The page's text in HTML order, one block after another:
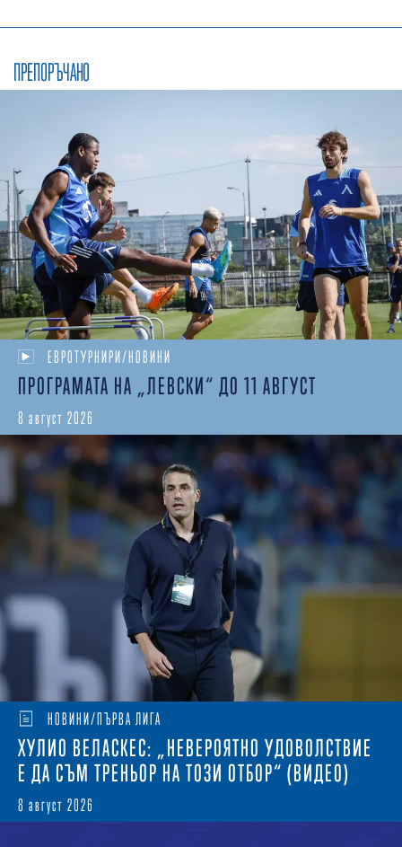
ПРЕПОРЪЧАНО
ЕВРОТУРНИРИ/НОВИНИ
ПРОГРАМАТА НА „ЛЕВСКИ“ ДО 11 АВГУСТ
8 август 2026
НОВИНИ/ПЪРВА ЛИГА
ХУЛИО ВЕЛАСКЕС: „НЕВЕРОЯТНО УДОВОЛСТВИЕ
Е ДА СЪМ ТРЕНЬОР НА ТОЗИ ОТБОР“ (ВИДЕО)
8 август 2026